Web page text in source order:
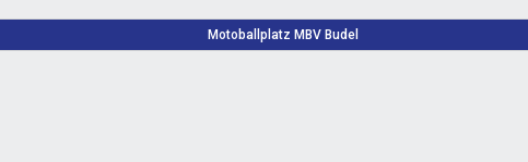
Motoballplatz MBV Budel